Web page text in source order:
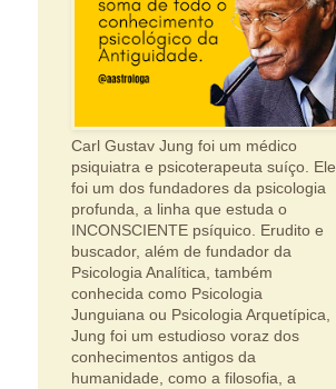
Carl Gustav Jung foi um médico
psiquiatra e psicoterapeuta suíço. Ele
foi um dos fundadores da psicologia
profunda, a linha que estuda o
INCONSCIENTE psíquico. Erudito e
buscador, além de fundador da
Psicologia Analítica, também
conhecida como Psicologia
Junguiana ou Psicologia Arquetípica,
Jung foi um estudioso voraz dos
conhecimentos antigos da
humanidade, como a filosofia, a